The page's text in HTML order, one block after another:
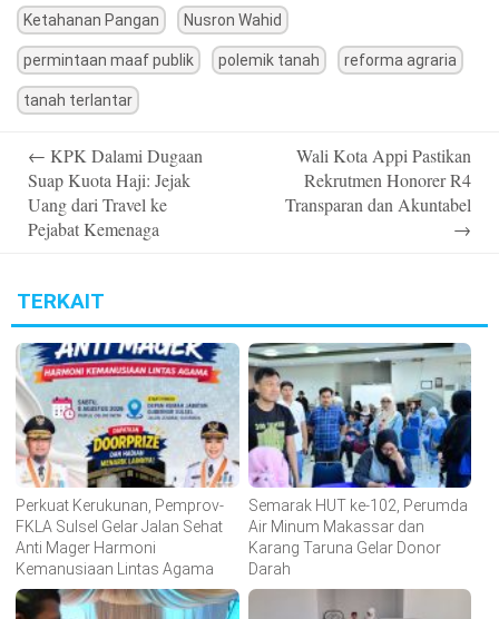
Ketahanan Pangan Nusron Wahid
permintaan maaf publik polemik tanah reforma agraria
tanah terlantar
navigation
← KPK Dalami Dugaan
Suap Kuota Haji: Jejak
Uang dari Travel ke
Pejabat Kemenaga
Wali Kota Appi Pastikan
Rekrutmen Honorer R4
Transparan dan Akuntabel
→
TERKAIT
Perkuat Kerukunan, Pemprov-
FKLA Sulsel Gelar Jalan Sehat
Anti Mager Harmoni
Kemanusiaan Lintas Agama
Semarak HUT ke-102, Perumda
Air Minum Makassar dan
Karang Taruna Gelar Donor
Darah